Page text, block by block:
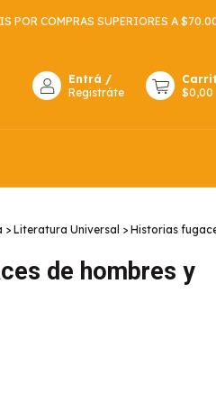
SUPERIORES A $70.000
Entrá /
Registráte
$0,00
> Literatura Universal > Historias
de hombres y